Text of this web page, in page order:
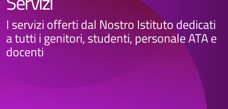
I servizi offerti dal Nostro Istituto dedicati
a tutti i genitori, studenti, personale ATA e
docenti